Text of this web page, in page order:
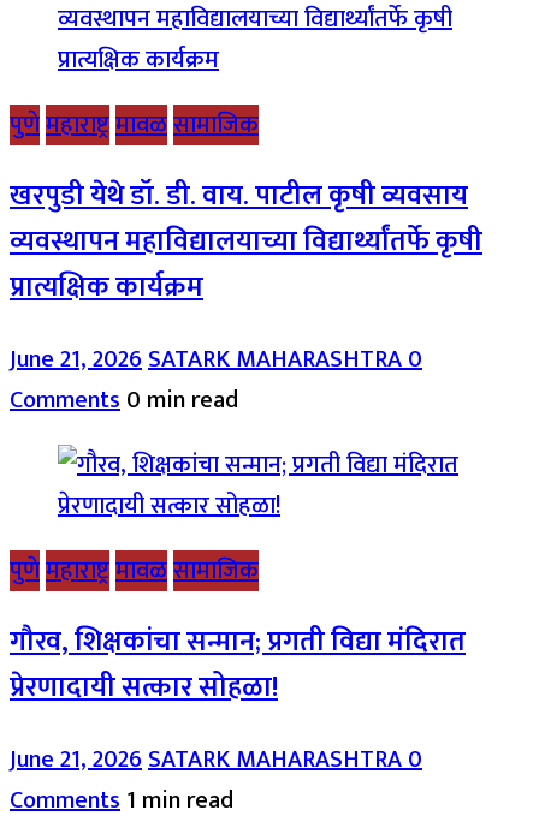
पुणेमहाराष्ट्रमावळसामाजिक
खरपुडी येथे डॉ. डी. वाय. पाटील कृषी व्यवसाय
व्यवस्थापन महाविद्यालयाच्या विद्यार्थ्यांतर्फे कृषी
प्रात्यक्षिक कार्यक्रम
June 21, 2026SATARK MAHARASHTRA0
Comments0 min read
पुणेमहाराष्ट्रमावळसामाजिक
गौरव, शिक्षकांचा सन्मान; प्रगती विद्या मंदिरात
प्रेरणादायी सत्कार सोहळा!
June 21, 2026SATARK MAHARASHTRA0
Comments1 min read